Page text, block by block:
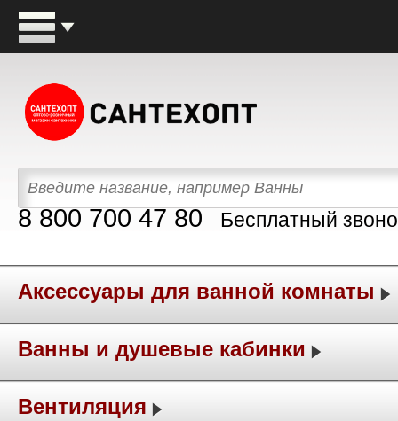
8 800 700 47 80 Бесплатный
Аксессуары для ванной комнаты
Ванны и душевые кабинки
Вентиляция